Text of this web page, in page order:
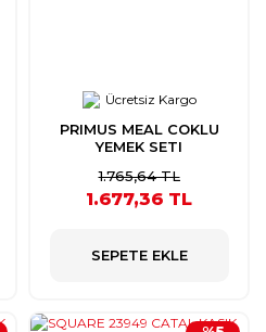
Ücretsiz Kargo
PRIMUS MEAL COKLU
YEMEK SETI
1.765,64 TL
1.677,36 TL
SEPETE EKLE